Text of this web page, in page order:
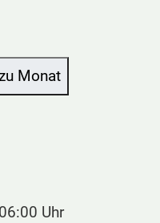
Monat
Uhr